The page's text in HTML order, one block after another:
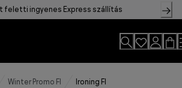
feletti ingyenes Express szállítás
Winter Promo FI Ironing FI